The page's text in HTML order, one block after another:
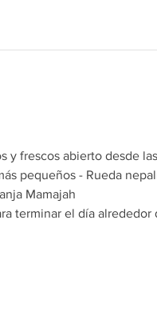
y frescos abierto desde las
pequeños - Rueda
Mamajah
terminar el día alrededor